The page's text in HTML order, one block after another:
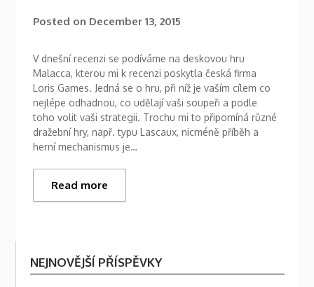
Posted on December 13, 2015
V dnešní recenzi se podíváme na deskovou hru
Malacca, kterou mi k recenzi poskytla česká firma
Loris Games. Jedná se o hru, při níž je vaším cílem co
nejlépe odhadnou, co udělají vaši soupeři a podle
toho volit vaši strategii. Trochu mi to připomíná různé
dražební hry, např. typu Lascaux, nicméně příběh a
herní mechanismus je…
Read more
NEJNOVĚJŠÍ PŘÍSPĚVKY